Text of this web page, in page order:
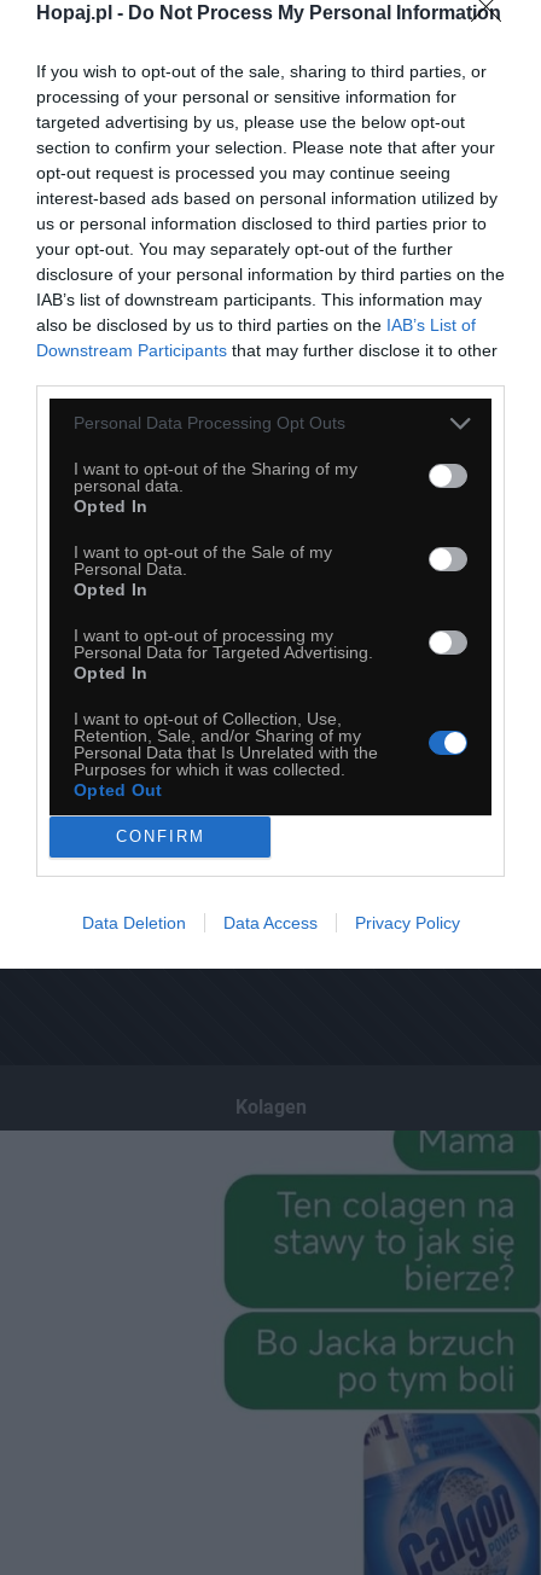
Hopaj.pl - Do Not Process My Personal Information
If you wish to opt-out of the sale, sharing to third parties, or
processing of your personal or sensitive information for
targeted advertising by us, please use the below opt-out
section to confirm your selection. Please note that after your
opt-out request is processed you may continue seeing
interest-based ads based on personal information utilized by
us or personal information disclosed to third parties prior to
your opt-out. You may separately opt-out of the further
disclosure of your personal information by third parties on the
IAB’s list of downstream participants. This information may
also be disclosed by us to third parties on the IAB’s List of
Downstream Participants that may further disclose it to other
Personal Data Processing Opt Outs
I want to opt-out of the Sharing of my
personal data.
Opted In
I want to opt-out of the Sale of my
Personal Data.
Opted In
I want to opt-out of processing my
Personal Data for Targeted Advertising.
Opted In
I want to opt-out of Collection, Use,
Retention, Sale, and/or Sharing of my
Personal Data that Is Unrelated with the
Purposes for which it was collected.
Opted Out
CONFIRM
Data Deletion Data Access Privacy Policy
Sprawaczenie
Kopiuj link
Dodaj do ulubionych
Kolagen